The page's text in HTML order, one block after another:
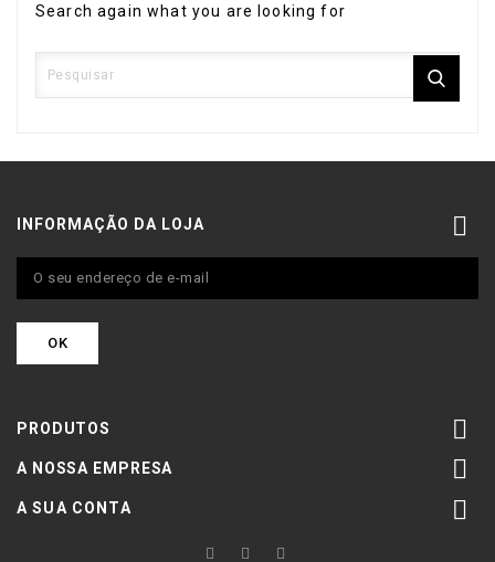
Search again what you are looking for
INFORMAÇÃO DA LOJA 
PRODUTOS 
A NOSSA EMPRESA 
A SUA CONTA 